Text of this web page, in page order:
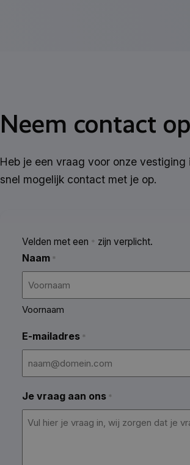
Neem contact
Heb je een vraag voor onze
snel mogelijk contact met je op.
Velden met een * zijn verplicht.
Naam *
Voornaam
E-mailadres *
Je vraag aan ons *